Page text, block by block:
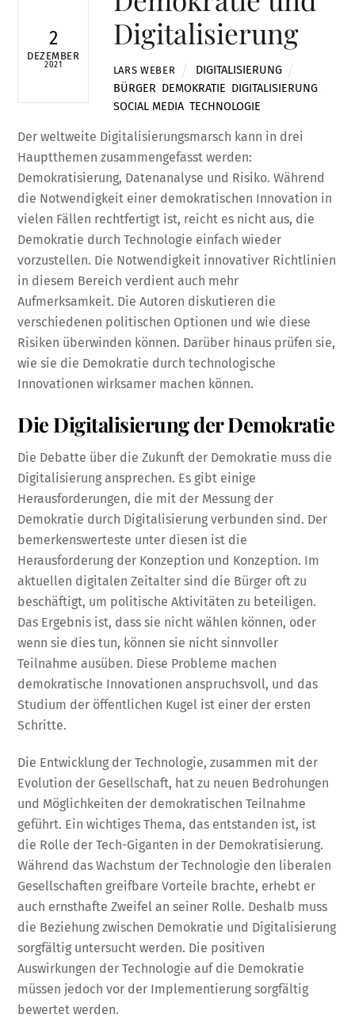
2
DEZEMBER
2021
Digitalisierung
LARS WEBER
DIGITALISIERUNG
BÜRGER DEMOKRATIE DIGITALISIERUNG,
SOCIAL MEDIA, TECHNOLOGIE
Der weltweite Digitalisierungsmarsch kann in drei
Hauptthemen zusammengefasst werden:
Demokratisierung, Datenanalyse und Risiko. Während
die Notwendigkeit einer demokratischen Innovation in
vielen Fällen rechtfertigt ist, reicht es nicht aus, die
Demokratie durch Technologie einfach wieder
vorzustellen. Die Notwendigkeit innovativer Richtlinien
in diesem Bereich verdient auch mehr
Aufmerksamkeit. Die Autoren diskutieren die
verschiedenen politischen Optionen und wie diese
Risiken überwinden können. Darüber hinaus prüfen sie,
wie sie die Demokratie durch technologische
Innovationen wirksamer machen können.
Die Digitalisierung der Demokratie
Die Debatte über die Zukunft der Demokratie muss die
Digitalisierung ansprechen. Es gibt einige
Herausforderungen, die mit der Messung der
Demokratie durch Digitalisierung verbunden sind. Der
bemerkenswerteste unter diesen ist die
Herausforderung der Konzeption und Konzeption. Im
aktuellen digitalen Zeitalter sind die Bürger oft zu
beschäftigt, um politische Aktivitäten zu beteiligen.
Das Ergebnis ist, dass sie nicht wählen können, oder
wenn sie dies tun, können sie nicht sinnvoller
Teilnahme ausüben. Diese Probleme machen
demokratische Innovationen anspruchsvoll, und das
Studium der öffentlichen Kugel ist einer der ersten
Schritte.
Die Entwicklung der Technologie, zusammen mit der
Evolution der Gesellschaft, hat zu neuen Bedrohungen
und Möglichkeiten der demokratischen Teilnahme
geführt. Ein wichtiges Thema, das entstanden ist, ist
die Rolle der Tech-Giganten in der Demokratisierung.
Während das Wachstum der Technologie den liberalen
Gesellschaften greifbare Vorteile brachte, erhebt er
auch ernsthafte Zweifel an seiner Rolle. Deshalb muss
die Beziehung zwischen Demokratie und Digitalisierung
sorgfältig untersucht werden. Die positiven
Auswirkungen der Technologie auf die Demokratie
müssen jedoch vor der Implementierung sorgfältig
bewertet werden.